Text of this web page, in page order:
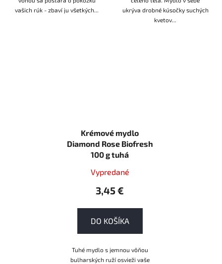
vašich rúk - zbaví ju všetkých...
ukrýva drobné kúsočky suchých
kvetov...
Krémové mydlo
Diamond Rose Biofresh
100 g tuhá
Vypredané
3,45 €
DO KOŠÍKA
Tuhé mydlo s jemnou vôňou
bulharských ruží osvieži vaše